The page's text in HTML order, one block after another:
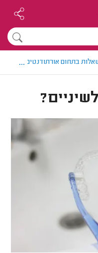
בתחום אורתודנטים >
...